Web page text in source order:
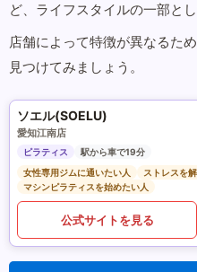
ど、ライフスタイルの一部と
店舗によって特徴が異なるた
見つけてみましょう。
ソエル(SOELU)
愛知江南店
ピラティス
駅から車で19分
女性専用ジムに通いたい人
ストレスを
マシンピラティスを始めたい人
公式サイトを見る